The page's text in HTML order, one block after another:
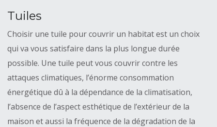
Tuiles
Choisir une tuile pour couvrir un habitat est un choix
qui va vous satisfaire dans la plus longue durée
possible. Une tuile peut vous couvrir contre les
attaques climatiques, l’énorme consommation
énergétique dû à la dépendance de la climatisation,
l’absence de l’aspect esthétique de l’extérieur de la
maison et aussi la fréquence de la dégradation de la